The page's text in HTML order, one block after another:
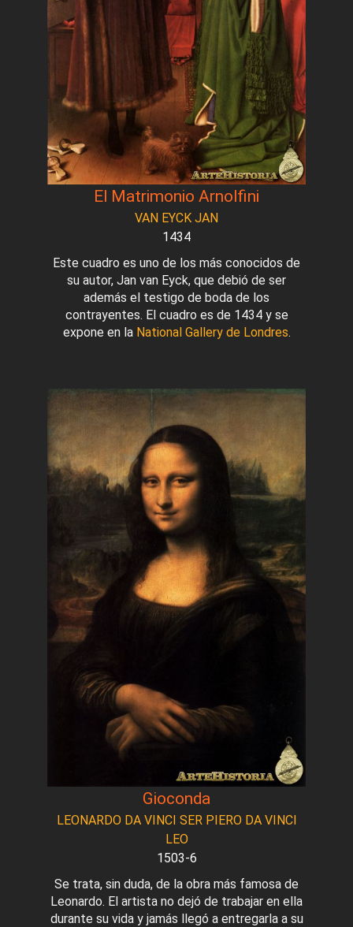
El Matrimonio Arnolfini
VAN EYCK JAN
1434
Este cuadro es uno de los más conocidos de
su autor, Jan van Eyck, que debió de ser
además el testigo de boda de los
contrayentes. El cuadro es de 1434 y se
expone en la National Gallery de Londres.
Gioconda
LEONARDO DA VINCI SER PIERO DA VINCI
LEO
1503-6
Se trata, sin duda, de la obra más famosa de
Leonardo. El artista no dejó de trabajar en ella
durante su vida y jamás llegó a entregarla a su